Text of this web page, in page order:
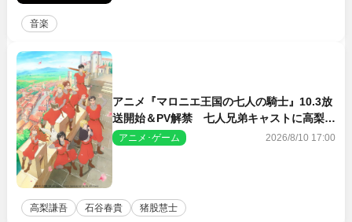
音楽
アニメ『マロニエ王国の七人の騎士』10.3放
送開始＆PV解禁 七人兄弟キャストに高梨謙
吾、川島零士ら
アニメ･ゲーム 2026/8/10 17:00
高梨謙吾 石谷春貴 猪股慧士